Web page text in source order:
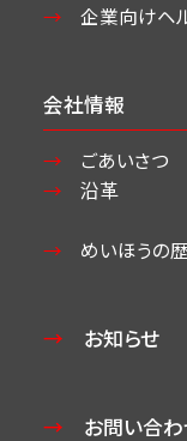
企業向けヘ
会社情報
ごあいさつ
沿革
めいほうの
お知らせ
お問い合